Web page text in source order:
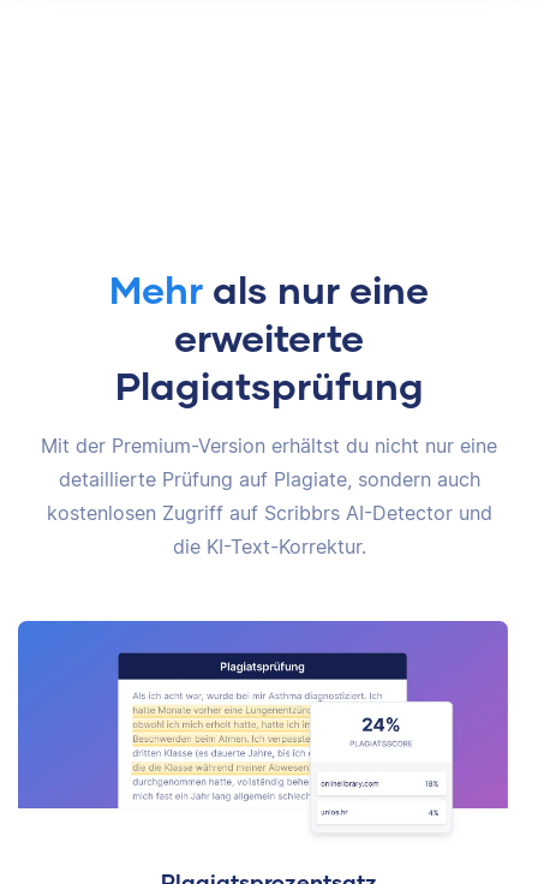
Mehr als nur eine
erweiterte
Plagiatsprüfung
Mit der Premium-Version erhältst du nicht nur eine
detaillierte Prüfung auf Plagiate, sondern auch
kostenlosen Zugriff auf Scribbrs AI-Detector und
die KI-Text-Korrektur.